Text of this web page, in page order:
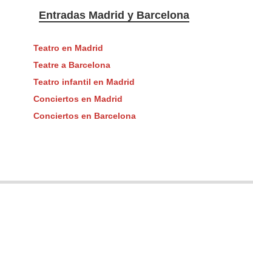
Entradas Madrid y Barcelona
Teatro en Madrid
Teatre a Barcelona
Teatro infantil en Madrid
Conciertos en Madrid
Conciertos en Barcelona